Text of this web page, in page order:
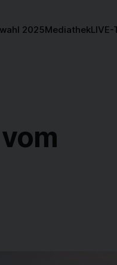
2025MediathekLIVE-